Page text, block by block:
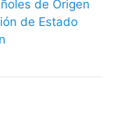
de Origen
de Estado